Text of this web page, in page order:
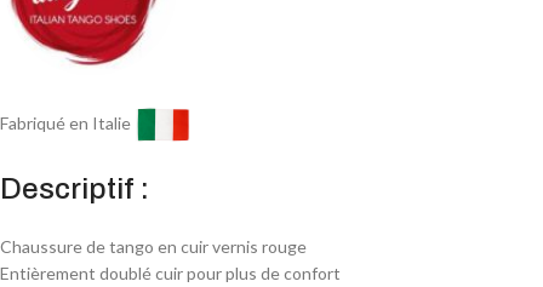
Fabriqué en Italie
Descriptif :
Chaussure de tango en cuir vernis rouge
Entièrement doublé cuir pour plus de confort